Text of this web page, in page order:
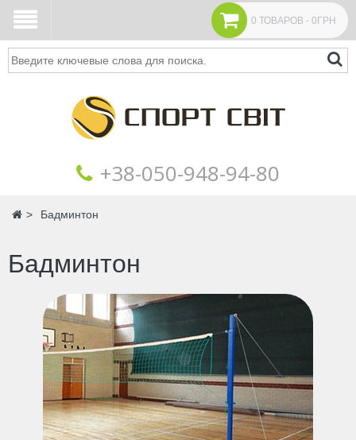
0 ТОВАРОВ - 0ГРН
Поиск
+38‎‎-050-948-94-80
Главная
Бадминтон
Бадминтон